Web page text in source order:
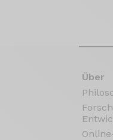
Über